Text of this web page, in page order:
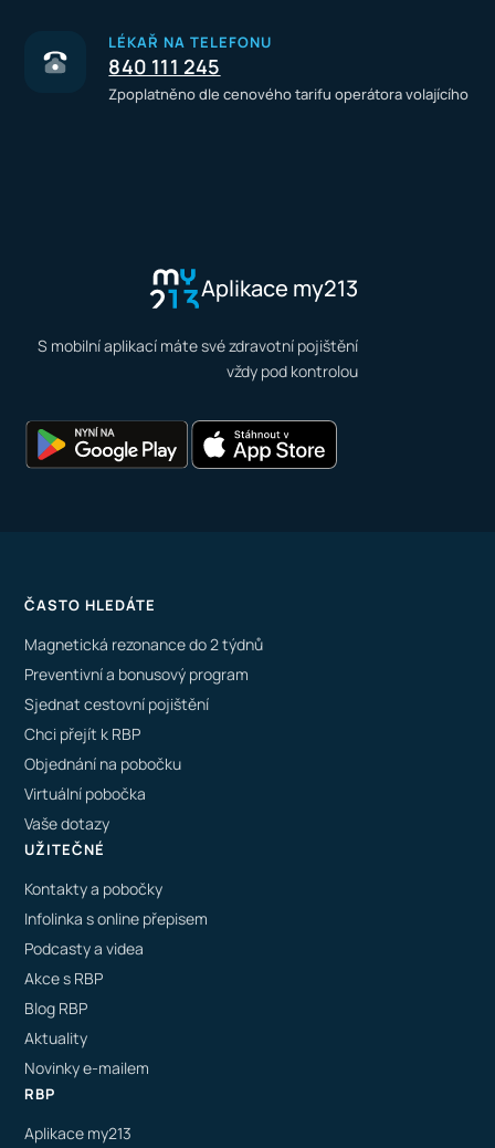
LÉKAŘ NA TELEFONU
840 111 245
Zpoplatněno dle cenového tarifu operátora volajícího
Aplikace my213
S mobilní aplikací máte své zdravotní pojištění
vždy pod kontrolou
ČASTO HLEDÁTE
Magnetická rezonance do 2 týdnů
Preventivní a bonusový program
Sjednat cestovní pojištění
Chci přejít k RBP
Objednání na pobočku
Virtuální pobočka
Vaše dotazy
UŽITEČNÉ
Kontakty a pobočky
Infolinka s online přepisem
Podcasty a videa
Akce s RBP
Blog RBP
Aktuality
Novinky e-mailem
RBP
Aplikace my213